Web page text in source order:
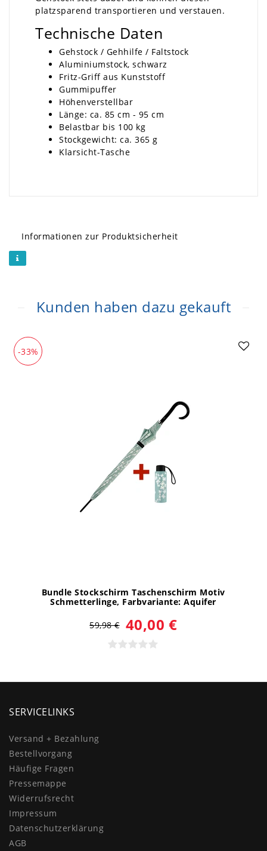
platzsparend transportieren und verstauen.
Technische Daten
Gehstock / Gehhilfe / Faltstock
Aluminiumstock, schwarz
Fritz-Griff aus Kunststoff
Gummipuffer
Höhenverstellbar
Länge: ca. 85 cm - 95 cm
Belastbar bis 100 kg
Stockgewicht: ca. 365 g
Klarsicht-Tasche
Informationen zur Produktsicherheit
Kunden haben dazu gekauft
-33%
Bundle Stockschirm Taschenschirm Motiv
Schmetterlinge, Farbvariante: Aquifer
59,98 € 40,00 €
SERVICELINKS
Versand + Bezahlung
Bestellvorgang
Häufige Fragen
Pressemappe
Widerrufs­recht
Impressum
Daten­schutz­erklärung
AGB